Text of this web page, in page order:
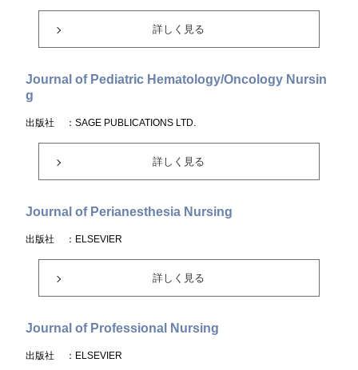
詳しく見る
Journal of Pediatric Hematology/Oncology Nursin
g
出版社 ：SAGE PUBLICATIONS LTD.
詳しく見る
Journal of Perianesthesia Nursing
出版社 ：ELSEVIER
詳しく見る
Journal of Professional Nursing
出版社 ：ELSEVIER